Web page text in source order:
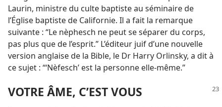
Laurin, ministre du culte baptiste au séminaire de
l’Église baptiste de Californie. Il a fait la remarque
suivante : “Le nèphesch ne peut se séparer du corps,
pas plus que de l’esprit.” L’éditeur juif d’une nouvelle
version anglaise de la Bible, le Dr Harry Orlinsky, a dit à
ce sujet : “‘Nèfesch’ est la personne elle-​même.”
VOTRE ÂME, C’EST VOUS